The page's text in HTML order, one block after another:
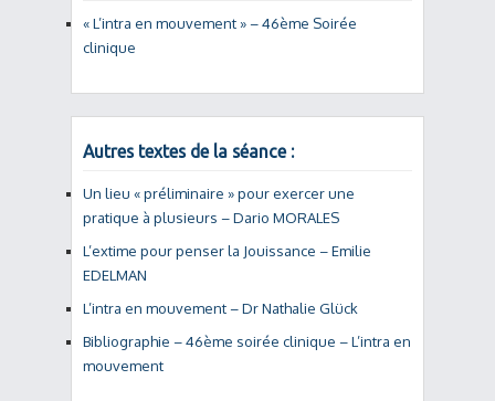
« L’intra en mouvement » – 46ème Soirée
clinique
Autres textes de la séance :
Un lieu « préliminaire » pour exercer une
pratique à plusieurs – Dario MORALES
L’extime pour penser la Jouissance – Emilie
EDELMAN
L’intra en mouvement – Dr Nathalie Glück
Bibliographie – 46ème soirée clinique – L’intra en
mouvement